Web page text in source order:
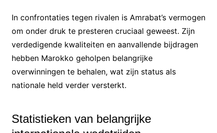
In confrontaties tegen rivalen is Amrabat’s vermogen
om onder druk te presteren cruciaal geweest. Zijn
verdedigende kwaliteiten en aanvallende bijdragen
hebben Marokko geholpen belangrijke
overwinningen te behalen, wat zijn status als
nationale held verder versterkt.
Statistieken van belangrijke